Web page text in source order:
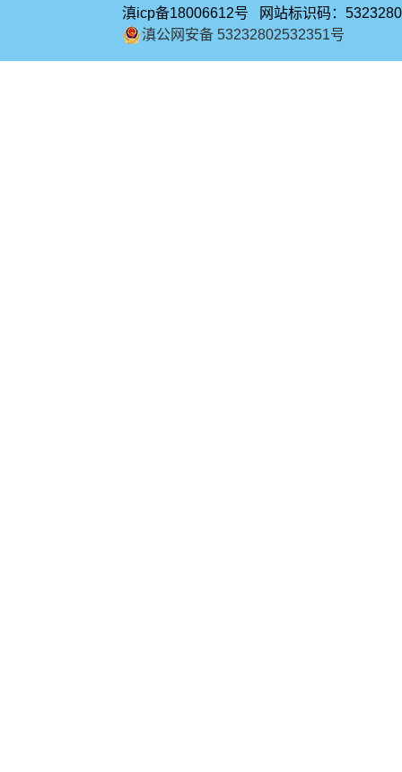
滇icp备18006612号 网站标识码：
滇公网安备 53232802532351号